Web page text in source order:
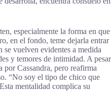
especialmente la forma en que
en el fondo, teme dejarla entrar
vuelven evidentes a medida
y temores de intimidad. A pesar
por Cassandra, pero reafirma
“No soy el tipo de chico que
mentalidad complica su